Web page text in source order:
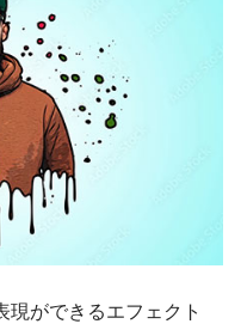
現ができるエフェクト